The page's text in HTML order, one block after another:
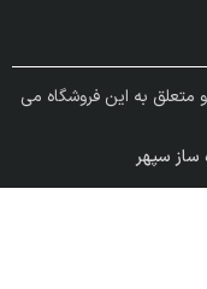
به این فروشگاه می
ساز سپهر